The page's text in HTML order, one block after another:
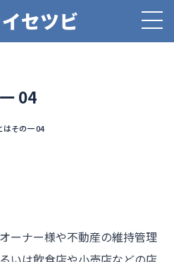
セツビ
04
はその一 04
ーナー様や不動産の維持管理